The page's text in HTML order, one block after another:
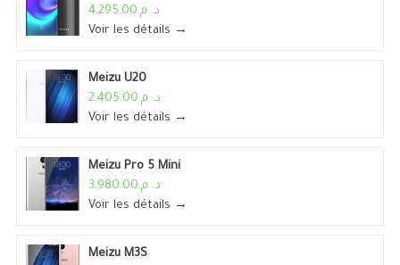
د. م.4,295.00
Voir les détails →
Meizu U20
د. م.2,405.00
Voir les détails →
Meizu Pro 5 Mini
د. م.3,980.00
Voir les détails →
Meizu M3S